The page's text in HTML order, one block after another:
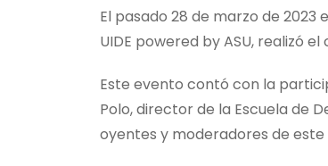
El pasado 28 de marzo de
UIDE powered by ASU, realizó
Este evento contó con la
Polo, director de la Escuela de
oyentes y moderadores de